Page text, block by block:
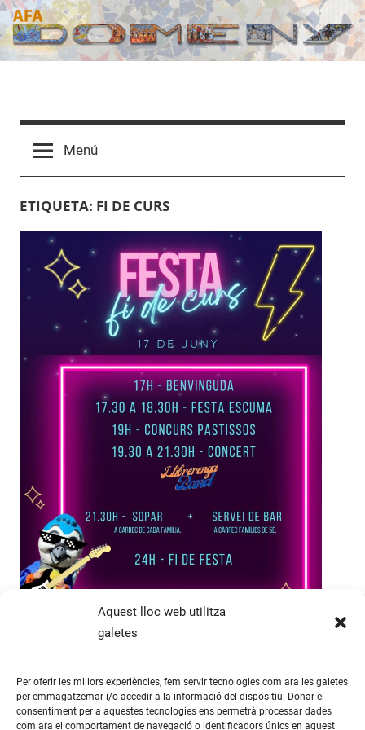
Aquest lloc web utilitza
galetes
Per oferir les millors experiències, fem servir tecnologies com ara les galetes
per emmagatzemar i/o accedir a la informació del dispositiu. Donar el
consentiment per a aquestes tecnologies ens permetrà processar dades
com ara el comportament de navegació o identificadors únics en aquest
Vés
al
contingut
AFA
Domeny
Menú
ETIQUETA: FI DE CURS
Festa fi de curs
8 de juny de 2022
afaweb
Comissió Festes,Curs 2021-2022